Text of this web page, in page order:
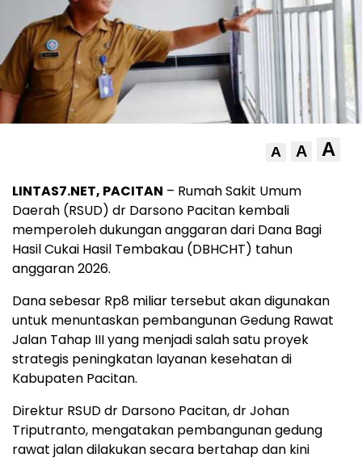
A A A
LINTAS7.NET, PACITAN – Rumah Sakit Umum
Daerah (RSUD) dr Darsono Pacitan kembali
memperoleh dukungan anggaran dari Dana Bagi
Hasil Cukai Hasil Tembakau (DBHCHT) tahun
anggaran 2026.
Dana sebesar Rp8 miliar tersebut akan digunakan
untuk menuntaskan pembangunan Gedung Rawat
Jalan Tahap III yang menjadi salah satu proyek
strategis peningkatan layanan kesehatan di
Kabupaten Pacitan.
Direktur RSUD dr Darsono Pacitan, dr Johan
Triputranto, mengatakan pembangunan gedung
rawat jalan dilakukan secara bertahap dan kini